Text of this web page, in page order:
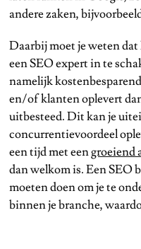
andere zaken,
Daarbij moet je weten
een SEO expert in te
namelijk
en/of klanten oplevert
uitbesteed. Dit kan je
concurrentievoordeel
een tijd met eengroeiend
dan welkom is. Een SEO
moeten doen om je te
binnen je branche,